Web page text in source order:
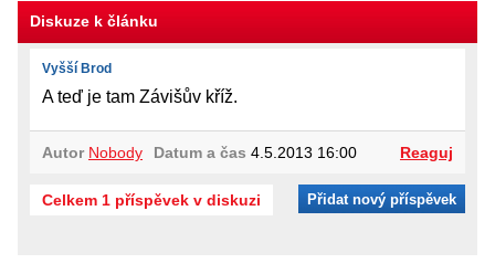
Diskuze k článku
Vyšší Brod
A teď je tam Závišův kříž.
Autor Nobody Datum a čas 4.5.2013 16:00 Reaguj
Celkem 1 příspěvek v diskuzi Přidat nový příspěvek